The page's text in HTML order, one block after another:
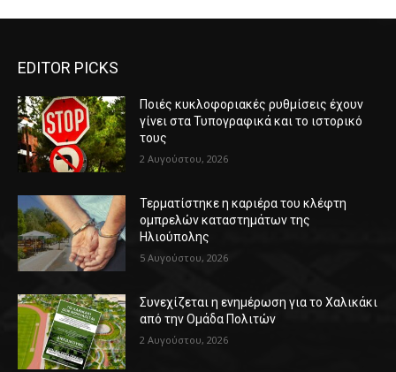
EDITOR PICKS
Ποιές κυκλοφοριακές ρυθμίσεις έχουν
γίνει στα Τυπογραφικά και το ιστορικό
τους
2 Αυγούστου, 2026
Τερματίστηκε η καριέρα του κλέφτη
ομπρελών καταστημάτων της
Ηλιούπολης
5 Αυγούστου, 2026
Συνεχίζεται η ενημέρωση για το Χαλικάκι
από την Ομάδα Πολιτών
2 Αυγούστου, 2026